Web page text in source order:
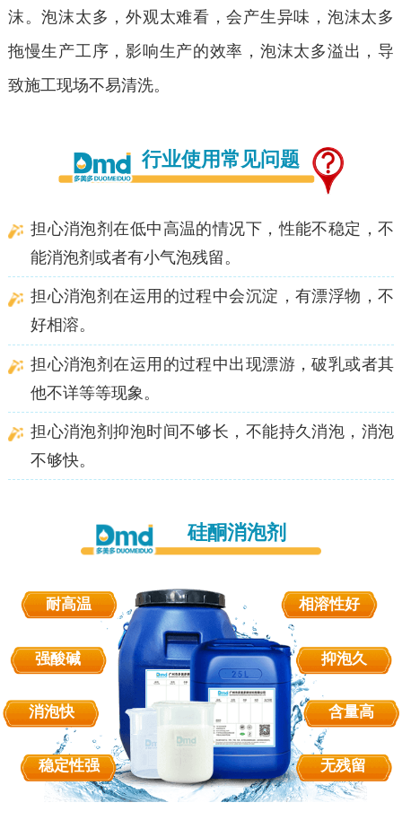
沫。泡沫太多，外观太难看，会产生异味，泡沫太多
拖慢生产工序，影响生产的效率，泡沫太多溢出，导
致施工现场不易清洗。
行业使用常见问题
担心消泡剂在低中高温的情况下，性能不稳定，不
能消泡剂或者有小气泡残留。
担心消泡剂在运用的过程中会沉淀，有漂浮物，不
好相溶。
担心消泡剂在运用的过程中出现漂游，破乳或者其
他不详等等现象。
担心消泡剂抑泡时间不够长，不能持久消泡，消泡
不够快。
硅酮消泡剂
耐高温
强酸碱
消泡快
稳定性强
相溶性好
抑泡久
含量高
无残留